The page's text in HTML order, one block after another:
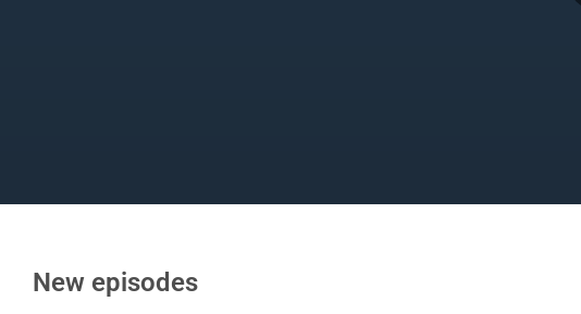
New episodes